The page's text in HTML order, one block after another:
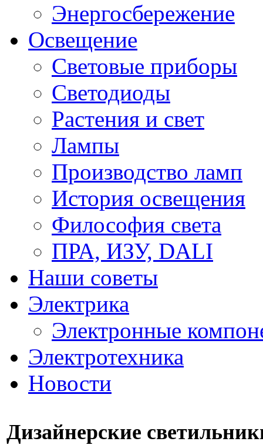
Энергосбережение
Освещение
Световые приборы
Светодиоды
Растения и свет
Лампы
Производство ламп
История освещения
Философия света
ПРА, ИЗУ, DALI
Наши советы
Электрика
Электронные
Электротехника
Новости
Дизайнерские